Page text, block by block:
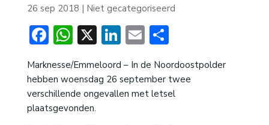
26 sep 2018 | Niet gecategoriseerd
Facebook
WhatsApp
X LinkedIn
EmailDelen
Marknesse/Emmeloord – In de Noordoostpolder
hebben woensdag 26 september twee
verschillende ongevallen met letsel
plaatsgevonden.